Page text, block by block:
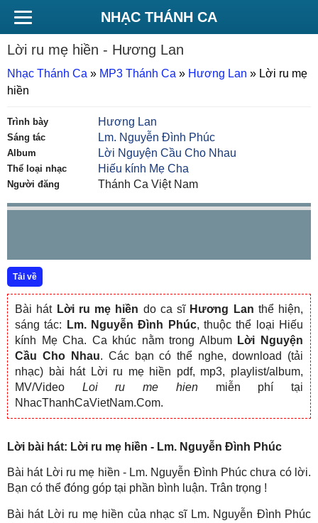
NHẠC THÁNH CA
Lời ru mẹ hiền - Hương Lan
Nhạc Thánh Ca » MP3 Thánh Ca » Hương Lan » Lời ru mẹ
hiền
Trình bày Hương Lan
Sáng tác Lm. Nguyễn Đình Phúc
Album Lời Nguyện Cầu Cho Nhau
Thể loại nhạc Hiếu kính Mẹ Cha
Người đăng Thánh Ca Việt Nam
Tải về
Bài hát Lời ru mẹ hiền do ca sĩ Hương Lan thể hiện,
sáng tác:
Lm. Nguyễn Đình Phúc, thuộc thể loại Hiếu
kính Mẹ Cha. Ca khúc nằm trong Album Lời Nguyện
Cầu Cho Nhau. Các bạn có thể nghe, download (tải
nhạc) bài hát Lời ru mẹ hiền pdf, mp3, playlist/album,
MV/Video Loi ru me hienmiễn phí tại
NhacThanhCaVietNam.Com.
Lời bài hát: Lời ru mẹ hiền - Lm. Nguyễn Đình Phúc
Bài hát Lời ru mẹ hiền - Lm. Nguyễn Đình Phúc chưa có lời.
Bạn có thể đóng góp tại phần bình luận. Trân trọng !
Bài hát Lời ru mẹ hiền của nhạc sĩ Lm. Nguyễn Đình Phúc